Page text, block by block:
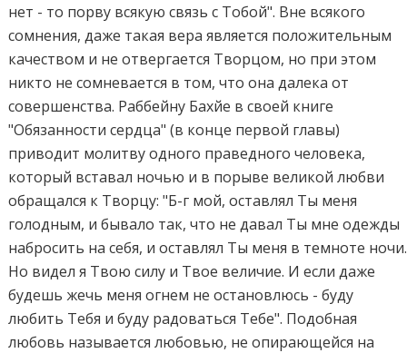
нет - то порву всякую связь с Тобой". Вне всякого
сомнения, даже такая вера является положительным
качеством и не отвергается Творцом, но при этом
никто не сомневается в том, что она далека от
совершенства. Раббейну Бахйе в своей книге
"Обязанности сердца" (в конце первой главы)
приводит молитву одного праведного человека,
который вставал ночью и в порыве великой любви
обращался к Творцу: "Б-г мой, оставлял Ты меня
голодным, и бывало так, что не давал Ты мне одежды
набросить на себя, и оставлял Ты меня в темноте ночи.
Но видел я Твою силу и Твое величие. И если даже
будешь жечь меня огнем не остановлюсь - буду
любить Тебя и буду радоваться Тебе". Подобная
любовь называется любовью, не опирающейся на